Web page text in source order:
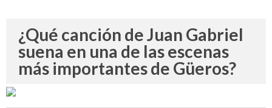
¿Qué canción de Juan Gabriel
suena en una de las escenas
más importantes de Güeros?